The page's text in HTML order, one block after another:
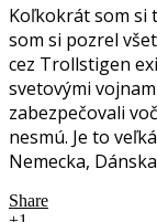
Koľkokrát som si
som si pozrel
cez Trollstigen
svetovými
zabezpečovali
nesmú. Je to
Nemecka,
Share